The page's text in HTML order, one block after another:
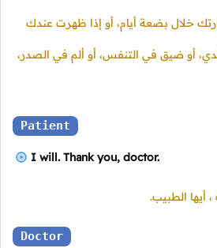
خلال بضعة أيام، أو إذا ظهرت عندك
أو ضيق في التنفس، أو ألم في الصدر،
Patient
I will. Thank you, doctor.
الطبيب.
Doctor